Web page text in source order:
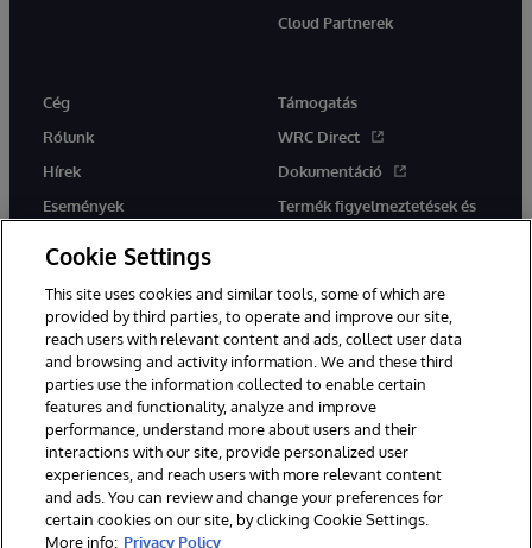
Cloud Partnerek
Cég
Rólunk
Hírek
Események
Támogatás
WRC Direct
Dokumentáció
Termék figyelmeztetések és
tanácsok
Ez a weboldal gépi fordítást használ. Bármilyen fordítási konfliktus
esetén az oldal angol nyelvű változata élvez elsőbbséget.
© 1996-2026 InterSystems Corporation, Boston, MA. Minden jog
fenntartva.
Értesítések/Feltételek és feltételek
Adatvédelmi nyilatkozat
Garancia
Hozzáférhetőség
Cookie Settings
This site uses cookies and similar tools, some of which are
provided by third parties, to operate and improve our site,
reach users with relevant content and ads, collect user data
and browsing and activity information. We and these third
parties use the information collected to enable certain
features and functionality, analyze and improve
performance, understand more about users and their
interactions with our site, provide personalized user
experiences, and reach users with more relevant content
and ads. You can review and change your preferences for
certain cookies on our site, by clicking Cookie Settings.
More info: Privacy Policy